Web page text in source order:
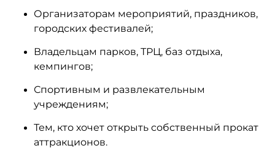
Организаторам мероприятий, праздников,
городских фестивалей;
Владельцам парков, ТРЦ, баз отдыха,
кемпингов;
Спортивным и развлекательным
учреждениям;
Тем, кто хочет открыть собственный прокат
аттракционов.